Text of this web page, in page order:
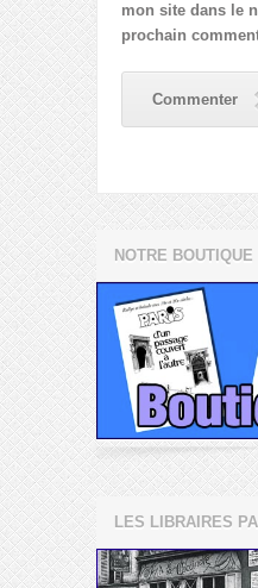
mon site dans le
prochain
Commenter
NOTRE
LES LIBRAIRES